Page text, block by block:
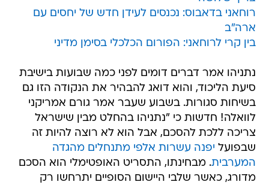
רוחאני בדאבוס: נכנסים לעידן חדש של יחסים עם
ארה"ב
בין קרי לרוחאני: הפורום הכלכלי בסימן מדיני
נתניהו אמר דברים דומים לפני כמה שבועות בישיבת
סיעת הליכוד, והוא דואג להבהיר את הנקודה הזו גם
בשיחות סגורות. בשבוע שעבר אמר גורם אמריקני
לוואלה! חדשות כי "נתניהו בהחלט מבין שישראל
צריכה ללכת להסכם, אבל הוא לא רוצה להיות זה
שבפועל יפנה עשרות אלפי מתנחלים מהגדה
המערבית. מבחינתו, התסריט האופטימלי הוא הסכם
מדורג, כאשר שלבי היישום הסופיים יתרחשו רק